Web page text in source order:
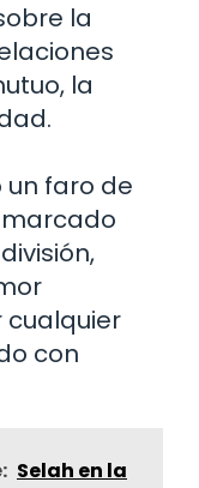
la
la
faro de
con
Selah en la